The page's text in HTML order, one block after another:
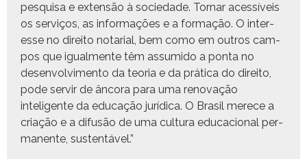
pesquisa e exten­são à sociedade. Tornar acessíveis
os serviços, as infor­mações e a for­mação. O inter­
esse no dire­ito notar­i­al, bem como em out­ros cam­
pos que igual­mente têm assum­i­do a pon­ta no
desen­volvi­men­to da teo­ria e da práti­ca do dire­ito,
pode servir de ânco­ra para uma ren­o­vação
inteligente da edu­cação jurídi­ca. O Brasil merece a
cri­ação e a difusão de uma cul­tura edu­ca­cional per­
ma­nente, sustentável.”